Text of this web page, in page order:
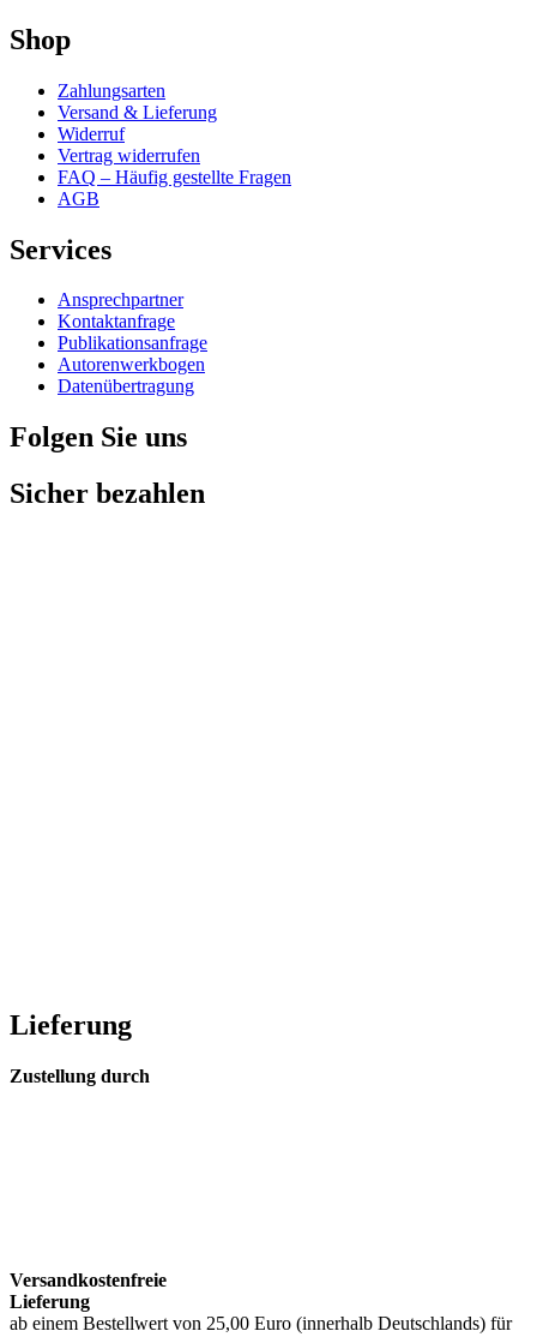
Shop
Zahlungsarten
Versand & Lieferung
Widerruf
Vertrag widerrufen
FAQ – Häufig gestellte Fragen
AGB
Services
Ansprechpartner
Kontaktanfrage
Publikationsanfrage
Autorenwerkbogen
Datenübertragung
Folgen Sie uns
Sicher bezahlen
Lieferung
Zustellung durch
Versandkostenfreie
Lieferung
ab einem Bestellwert von 25,00 Euro (innerhalb Deutschlands) für